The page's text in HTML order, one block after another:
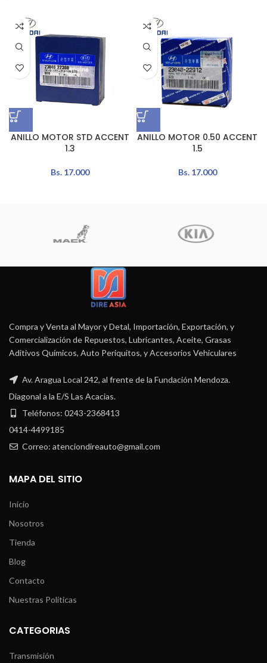
ANILLO MOTOR STD ACCENT
1.3
Bs.17.000
ANILLO MOTOR 0.50 ACCENT
1.5
Bs.17.000
Compra y Venta al Mayor y Detal, Importación, Exportación, y
Comercialización de Repuestos, Lubricantes, Aceite, Grasas
Aditivos Químicos, Auto Periquitos, y Accesorios Vehiculares
Av. Aragua Local 242, al frente de la Fundación Mendoza.
Diagonal a la E/S Las Acacias.
Teléfonos: 0243-2368413
0414-4499185
Correo: atenciondireauto@gmail.com
MAPA DEL SITIO
Inicio
Nosotros
Tienda
Blog
Contacto
Nuestras Políticas
CATEGORIAS
Transmisión